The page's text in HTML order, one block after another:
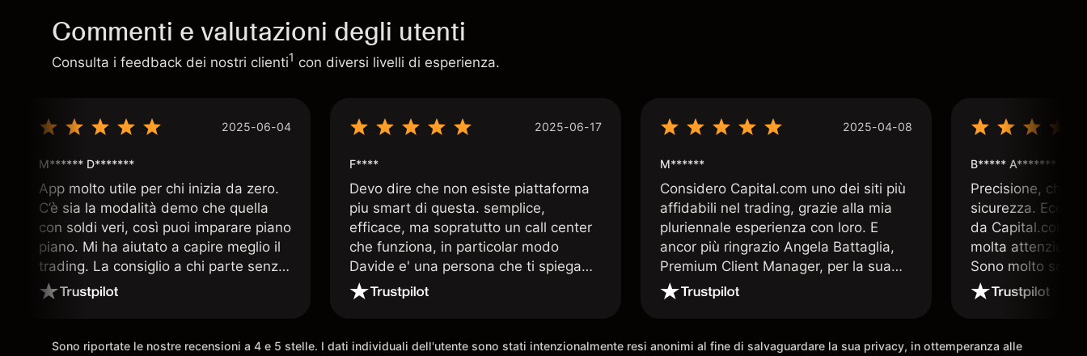
Commenti e valutazioni degli utenti
Consulta i feedback dei nostri clienti1 con diversi livelli di esperienza.
2025-06-04
M****** D*******
App molto utile per chi inizia da zero.
C’è sia la modalità demo che quella
con soldi veri, così puoi imparare piano
piano. Mi ha aiutato a capire meglio il
trading. La consiglio a chi parte senza
esperienza.
2025-06-17
F****
Devo dire che non esiste piattaforma
piu smart di questa. semplice,
efficace, ma sopratutto un call center
che funziona, in particolar modo
Davide e' una persona che ti spiega
quando le tue conoscenze non
arrivano. super consigliata
2025-04-08
M******
Considero Capital.com uno dei siti più
affidabili nel trading, grazie alla mia
pluriennale esperienza con loro. E
ancor più ringrazio Angela Battaglia,
Premium Client Manager, per la sua
assistenza altamente professionale e
qualificata. E nulla è più prezioso nel
e morale come io ho avuto la
B***** A*******
Precisione,
sicurezza. Ecco
da Capital.com.
molta attenzione
Sono molto
che offre
Sono riportate le nostre recensioni a 4 e 5 stelle. I dati individuali dell'utente sono stati intenzionalmente resi anonimi al fine di salvaguardare la sua privacy, in ottemperanza alle